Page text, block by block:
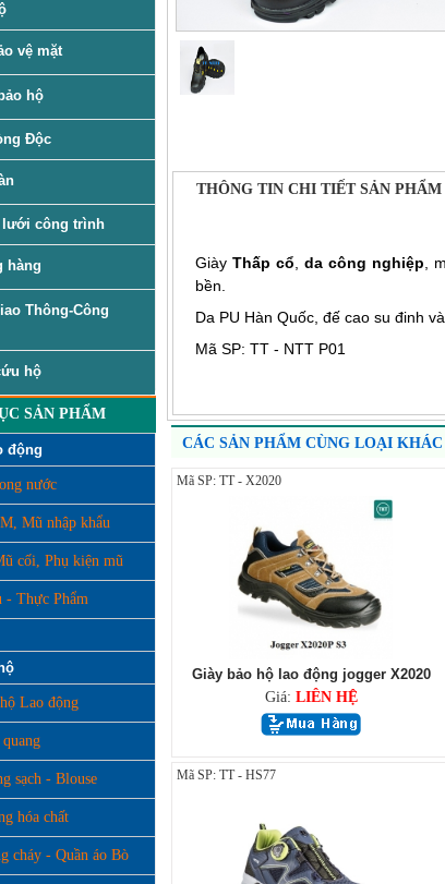
vệ mặt
hộ
Độc
lưới công trình
hàng
Thông-Công
hộ
SẢN PHẨM
động
nước
Mũ nhập khẩu
cối, Phụ kiện mũ
- Thực Phẩm
Lao động
sạch - Blouse
hóa chất
cháy - Quần áo Bò
THÔNG TIN CHI TIẾT SẢN PHẨM
GiàyThấp cổ ,da công nghiệp ,
bền.
Da PU Hàn Quốc, đế cao su đinh
Mã SP: TT - NTT P01
CÁC SẢN PHẨM CÙNG LOẠI KHÁC
Mã SP: TT - X2020
Giày bảo hộ lao động jogger X2020
Giá: LIÊN HỆ
Mã SP: TT - HS77